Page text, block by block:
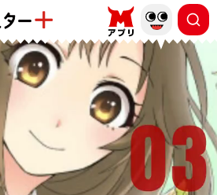
もっと読む